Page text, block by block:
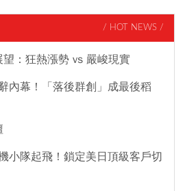
/ HOT NEWS /
：狂熱漲勢 vs 嚴峻現實
內幕！「落後群創」成最後稻
小隊起飛！鎖定美日頂級客戶切